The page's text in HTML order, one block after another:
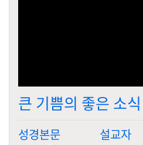
큰 기쁨의 좋은 소식
성경본문 설교자